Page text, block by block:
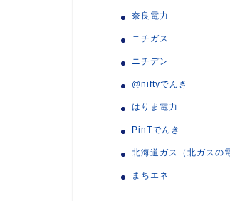
奈良電力
ニチガス
ニチデン
@niftyでんき
はりま電力
PinTでんき
北海道ガス（北ガスの
まちエネ